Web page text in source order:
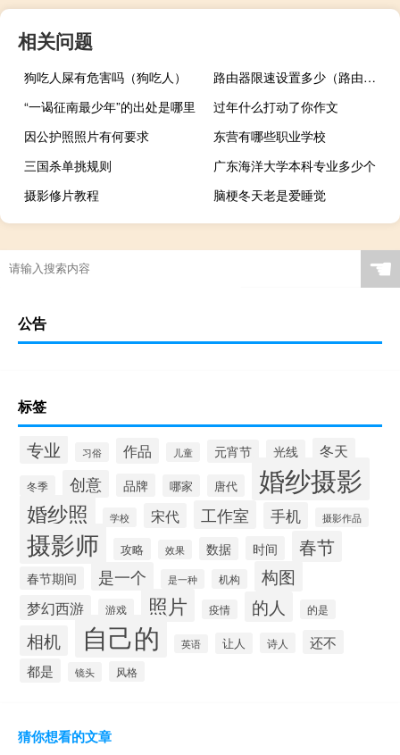
相关问题
狗吃人屎有危害吗（狗吃人）
路由器限速设置多少（路由器限速设置）
“一谒征南最少年”的出处是哪里
过年什么打动了你作文
因公护照照片有何要求
东营有哪些职业学校
三国杀单挑规则
广东海洋大学本科专业多少个
摄影修片教程
脑梗冬天老是爱睡觉
☚
公告
标签
专业 习俗 作品 儿童 元宵节 光线 冬天
冬季 创意 品牌 哪家 唐代 婚纱摄影
婚纱照 学校 宋代 工作室 手机 摄影作品
摄影师 攻略 效果 数据 时间 春节
春节期间 是一个 是一种 机构 构图
梦幻西游 游戏 照片 疫情 的人 的是
相机 自己的 英语 让人 诗人
还不
都是
镜头 风格
猜你想看的文章